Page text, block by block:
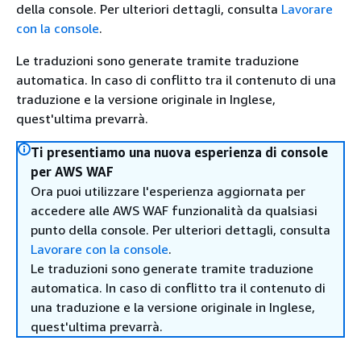
della console. Per ulteriori dettagli, consulta Lavorare
con la console.
Le traduzioni sono generate tramite traduzione
automatica. In caso di conflitto tra il contenuto di una
traduzione e la versione originale in Inglese,
quest'ultima prevarrà.
Ti presentiamo una nuova esperienza di console
per AWS WAF
Ora puoi utilizzare l'esperienza aggiornata per
accedere alle AWS WAF funzionalità da qualsiasi
punto della console. Per ulteriori dettagli, consulta
Lavorare con la console.
Le traduzioni sono generate tramite traduzione
automatica. In caso di conflitto tra il contenuto di
una traduzione e la versione originale in Inglese,
quest'ultima prevarrà.